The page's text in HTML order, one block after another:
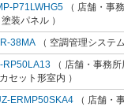
P71LWHG5 （ 店舗・事
装パネル ）
38MA （ 空調管理システ
RP50LA13 （ 店舗・事務
セット形室内 ）
ERMP50SKA4 （ 店舗・